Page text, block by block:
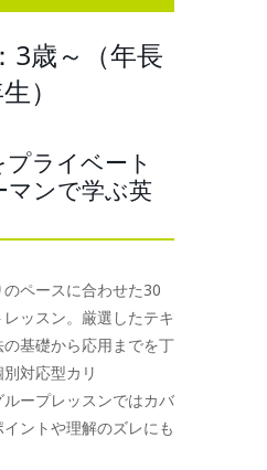
3歳～（年長
）
ライベート
マンで学ぶ英
ペースに合わせた30
ッスン。厳選したテキ
基礎から応用までを丁
対応型カリ
ープレッスンではカバ
ントや理解のズレにも